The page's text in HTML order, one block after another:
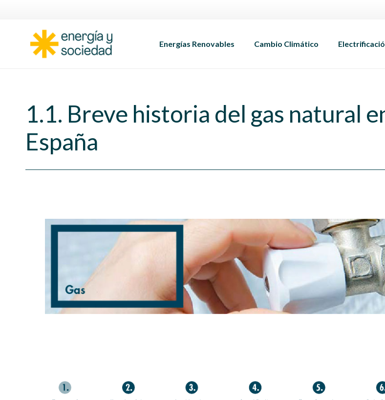
Energías Renovables Cambio Climático
1.1. Breve historia del gas natural
España